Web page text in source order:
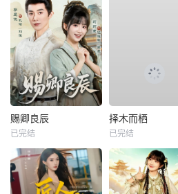
赐卿良辰
已完结
择木而栖
已完结